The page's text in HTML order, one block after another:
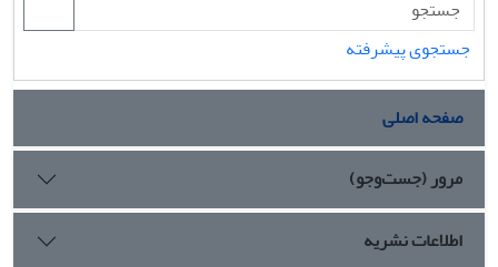
جستجوی پیشرفته
صفحه اصلی
مرور (جست‌وجو)
اطلاعات نشریه